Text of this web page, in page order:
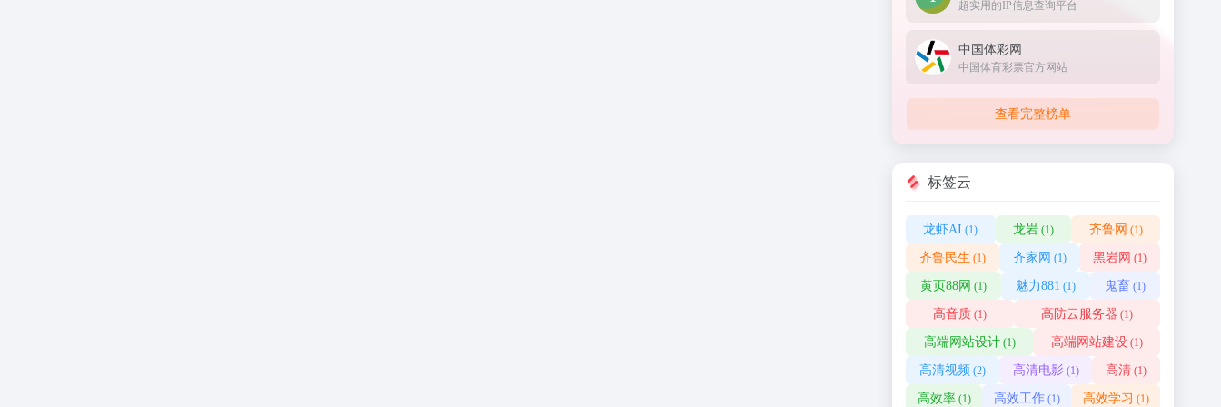
超实用的IP信息查询平台
中国体彩网
中国体育彩票官方网站
查看完整榜单
标签云
龙虾AI (1) 龙岩 (1) 齐鲁网 (1)
齐鲁民生 (1) 齐家网 (1) 黑岩网 (1)
黄页88网 (1) 魅力881 (1) 鬼畜 (1)
高音质 (1) 高防云服务器 (1)
高端网站设计(1) 高端网站建设(1)
高清视频 (2) 高清电影 (1) 高清 (1)
高效率(1) 高效工作(1) 高效学习 (1)